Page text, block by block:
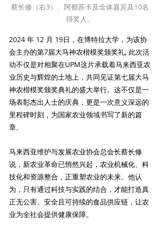
蔡长修（右3）、阿都苏卡及全体嘉宾及10名
得奖人。
2024 年 12 月 19日， 在博特拉大学，为该协
会主办的第7届大马神农楷模奖颁奖礼, 此次活
动不仅是对相聚在UPM这片承载着马来西亚农
业历史与辉煌的土地上，共同见证第七届大马
神农楷模奖颁奖典礼的盛大举行。这不仅是一
场表彰杰出人士的庆典，更是一次意义深远的
里程碑时刻，为国家农业领域书写了新的篇
章。
马来西亚维护与发展农业协会总会长蔡长修
说，新农业革命已悄然兴起，农业机械化、科
技化和资源整合，正重塑农业的未来。他认
为，只有通过科技与实践的结合，才能打造真
正无公害、安全且可持续的食品供应链，让农
业为全社会提供健康保障。